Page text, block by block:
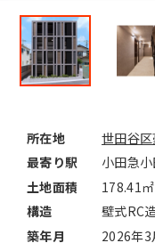
所在地
世田谷
最寄り駅
小田急
土地面積
178.41㎡
構造
壁式RC
築年月
2026年3